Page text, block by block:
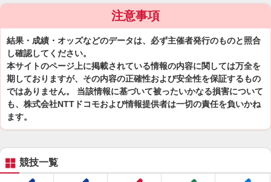
注意事項
結果・成績・オッズなどのデータは、必ず主催者発行のものと照合
し確認してください。
本サイトのページ上に掲載されている情報の内容に関しては万全を
期しておりますが、その内容の正確性および安全性を保証するもの
ではありません。 当該情報に基づいて被ったいかなる損害について
も、株式会社NTTドコモおよび情報提供者は一切の責任を負いかね
ます。
競技一覧